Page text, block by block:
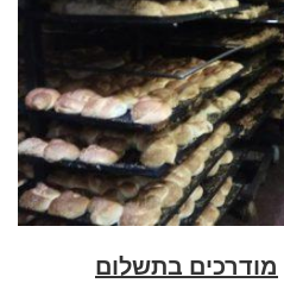
מודרכים בתשלום